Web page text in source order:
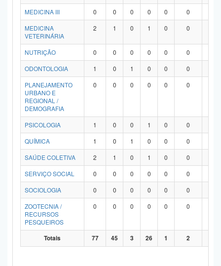
MEDICINA III
0 0 0 0 0 0
MEDICINA
VETERINÁRIA
2 1 0 1 0 0
NUTRIÇÃO 0 0 0 0 0 0
ODONTOLOGIA
1 0 1 0 0 0
PLANEJAMENTO
URBANO E
REGIONAL /
DEMOGRAFIA
0 0 0 0 0 0
PSICOLOGIA 1 0 0 1 0 0
QUÍMICA
1 0 1 0 0 0
SAÚDE COLETIVA
2 1 0 1 0 0
SERVIÇO SOCIAL
0 0 0 0 0 0
SOCIOLOGIA
0 0 0 0 0 0
ZOOTECNIA /
RECURSOS
PESQUEIROS
0 0 0 0 0 0
Totais 77 45 3 26 1 2